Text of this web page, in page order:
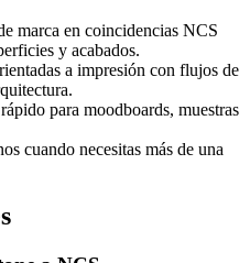
marca en coincidencias NCS
y acabados.
a impresión con flujos de
para moodboards, muestras
cuando necesitas más de una